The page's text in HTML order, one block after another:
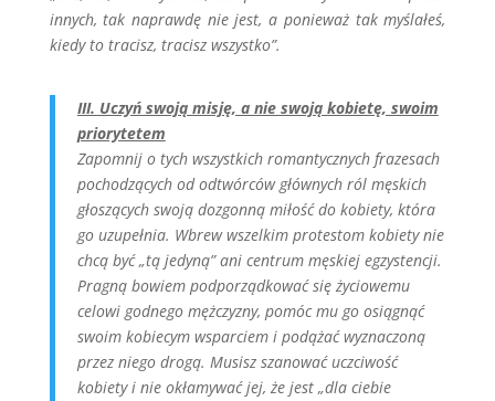
innych, tak naprawdę nie jest, a ponieważ tak myślałeś,
kiedy to tracisz, tracisz wszystko”.
III. Uczyń swoją misję, a nie swoją kobietę, swoim
priorytetem
Zapomnij o tych wszystkich romantycznych frazesach
pochodzących od odtwórców głównych ról męskich
głoszących swoją dozgonną miłość do kobiety, która
go uzupełnia. Wbrew wszelkim protestom kobiety nie
chcą być „tą jedyną” ani centrum męskiej egzystencji.
Pragną bowiem podporządkować się życiowemu
celowi godnego mężczyzny, pomóc mu go osiągnąć
swoim kobiecym wsparciem i podążać wyznaczoną
przez niego drogą. Musisz szanować uczciwość
kobiety i nie okłamywać jej, że jest „dla ciebie